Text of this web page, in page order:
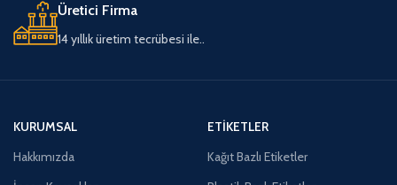
Üretici Firma
14 yıllık üretim tecrübesi ile..
KURUMSAL
Hakkımızda
ETIKETLER
Kağıt Bazlı Etiketler